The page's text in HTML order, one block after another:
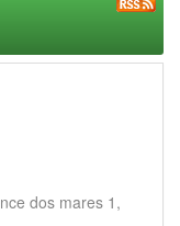
dos mares 1,